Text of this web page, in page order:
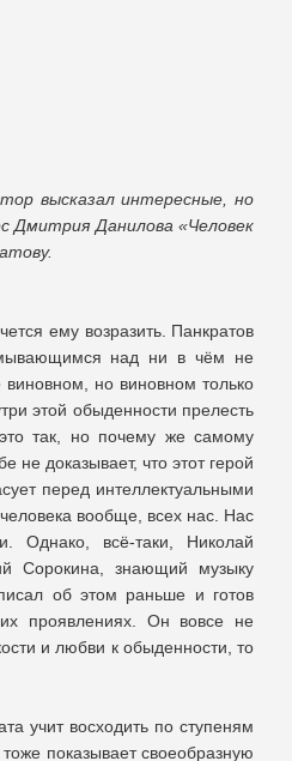
высказал интересные, но
Дмитрия Данилова «Человек
ему возразить. Панкратов
над ни в чём не
но виновном только
этой обыденности прелесть
так, но почему же самому
не доказывает, что этот герой
перед интеллектуальными
вообще, всех нас. Нас
Однако, всё-таки, Николай
Сорокина, знающий музыку
об этом раньше и готов
проявлениях. Он вовсе не
и любви к обыденности, то
учит восходить по ступеням
показывает своеобразную